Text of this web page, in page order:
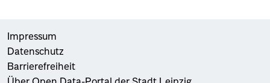
Impressum
Datenschutz
Barrierefreiheit